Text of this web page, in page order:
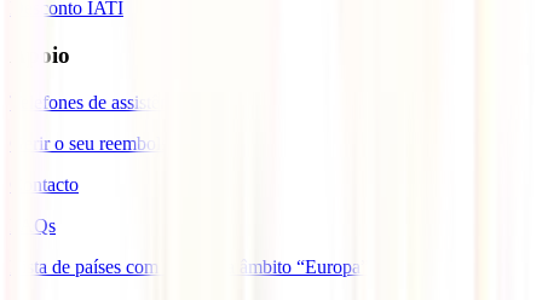
Desconto IATI
Apoio
Telefones de assistência
Gerir o seu reembolso
Contacto
FAQs
Lista de países com cobertura âmbito “Europa”